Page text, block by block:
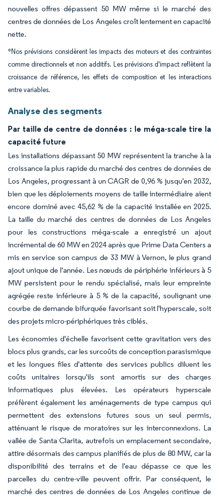
nouvelles offres dépassent 50 MW même si le marché des
centres de données de Los Angeles croît lentement en capacité
nette.
*Nos prévisions considèrent les impacts des moteurs et des contraintes
comme directionnels et non additifs. Les prévisions d'impact reflètent la
croissance de référence, les effets de composition et les interactions
entre variables.
Analyse des segments
Par taille de centre de données : le méga-scale tire la
capacité future
Les installations dépassant 50 MW représentent la tranche à la
croissance la plus rapide du marché des centres de données de
Los Angeles, progressant à un CAGR de 0,96 % jusqu'en 2032,
bien que les déploiements moyens de taille intermédiaire aient
encore dominé avec 45,62 % de la capacité installée en 2025.
La taille du marché des centres de données de Los Angeles
pour les constructions méga-scale a enregistré un ajout
incrémental de 60 MW en 2024 après que Prime Data Centers a
mis en service son campus de 33 MW à Vernon, le plus grand
ajout unique de l'année. Les nœuds de périphérie inférieurs à 5
MW persistent pour le rendu spécialisé, mais leur empreinte
agrégée reste inférieure à 5 % de la capacité, soulignant une
courbe de demande bifurquée favorisant soit l'hyperscale, soit
des projets micro-périphériques très ciblés.
Les économies d'échelle favorisent cette gravitation vers des
blocs plus grands, car les surcoûts de conception parasismique
et les longues files d'attente des services publics diluent les
coûts unitaires lorsqu'ils sont amortis sur des charges
informatiques plus élevées. Les opérateurs hyperscale
préfèrent également les aménagements de type campus qui
permettent des extensions futures sous un seul permis,
atténuant le risque de moratoires sur les interconnexions. La
vallée de Santa Clarita, autrefois un emplacement secondaire,
attire désormais des campus planifiés de plus de 80 MW, car la
disponibilité des terrains et de l'eau dépasse ce que les
parcelles du centre-ville peuvent offrir. Par conséquent, le
marché des centres de données de Los Angeles continue de